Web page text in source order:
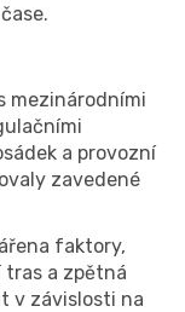
mezinárodními
a provozní
zavedené
faktory,
tras a zpětná
v závislosti na